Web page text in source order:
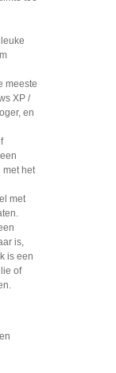
meeste
XP /
en
met het
met
is,
is een
of